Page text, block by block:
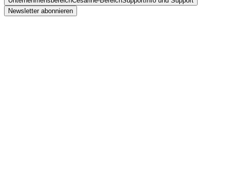
Newsletter abonnieren